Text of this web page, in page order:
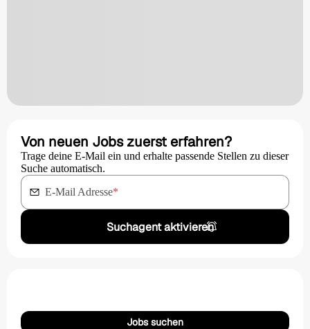
Von neuen Jobs zuerst erfahren?
Trage deine E-Mail ein und erhalte passende Stellen zu dieser
Suche automatisch.
E-Mail Adresse*
Suchagent aktivieren
Jobs suchen